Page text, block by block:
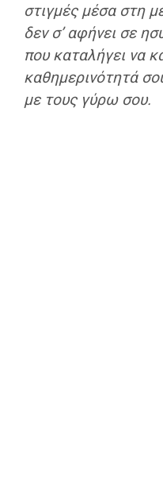
στιγμές μέσα στη
δεν σ’ αφήνει σε
που καταλήγει να
καθημερινότητά
με τους γύρω σου.